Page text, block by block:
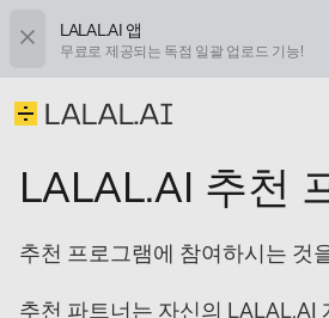
LALAL.AI 앱
무료로 제공되는 독점 일괄 업로드 기능!
LALAL.AI 추천
추천 프로그램에 참여하시는 것
추천 파트너는 자신의 LALAL.AI